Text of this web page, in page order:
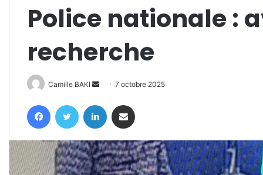
Police nationale :
recherche
Camille BAKI
Envoyer
courriel
7 octobre 2025
FacebookTwitter Linkedin